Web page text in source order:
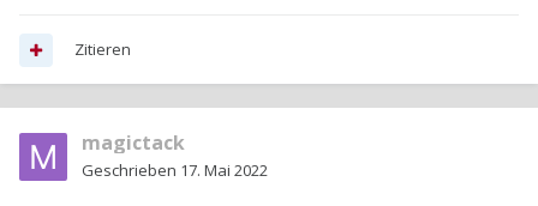
Zitieren
magictack
Geschrieben 17. Mai 2022